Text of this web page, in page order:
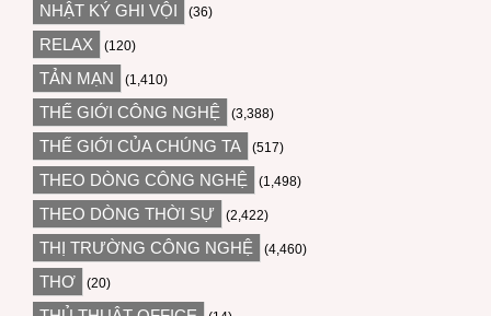
NHẬT KÝ GHI VỘI (36)
RELAX (120)
TẢN MẠN (1,410)
THẾ GIỚI CÔNG NGHỆ (3,388)
THẾ GIỚI CỦA CHÚNG TA (517)
THEO DÒNG CÔNG NGHỆ (1,498)
THEO DÒNG THỜI SỰ (2,422)
THỊ TRƯỜNG CÔNG NGHỆ (4,460)
THƠ (20)